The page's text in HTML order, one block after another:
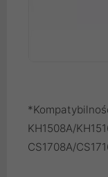
KH1508A/
CS1708A/